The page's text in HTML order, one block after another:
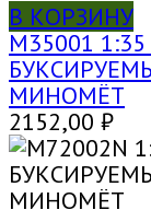
В КОРЗИНУ
M35001
МИНОМЁТ
2152,00 ₽